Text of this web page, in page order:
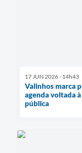
17 JUN 2026 - 14h43
Valinhos marca
agenda voltada
pública